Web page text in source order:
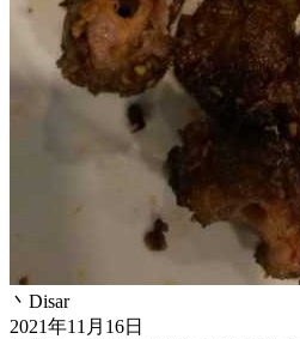
丶Disar
2021年11月16日